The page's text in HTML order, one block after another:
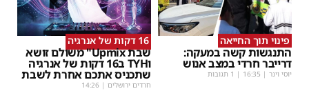
פינוי תוך החייאה
התנגשות קשה במעקה:
דרייבר חרדי במצב אנוש
יוסי וינר |
16:35 | 1 תגובות
16 דקות של אנרגיה
שבת Upmix" משולם זושא
וTYH ב16 דקות של אנרגיה
שתכניס אתכם אחרת לשבת
חרדים ירושלים |
14:26